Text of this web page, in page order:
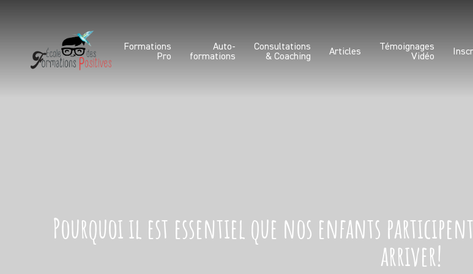
Formations
Pro
Auto-
formations
Consultations
& Coaching
Articles
Témoignages
Vidéo
Pourquoi il est essentiel que nos enfants participent
arriver!